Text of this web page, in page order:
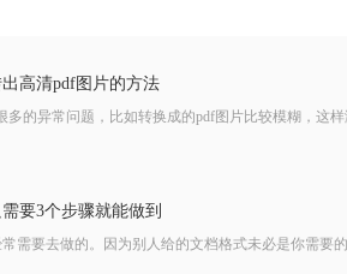
高清pdf图片的方法
的异常问题，比如转换成的pdf图片比较模糊，这
要3个步骤就能做到
需要去做的。因为别人给的文档格式未必是你需要